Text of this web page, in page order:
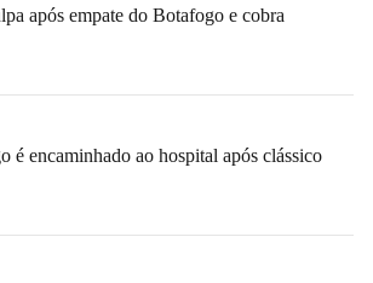
após empate do Botafogo e cobra
é encaminhado ao hospital após clássico